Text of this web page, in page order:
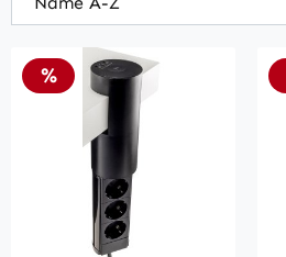
Rabatt
%